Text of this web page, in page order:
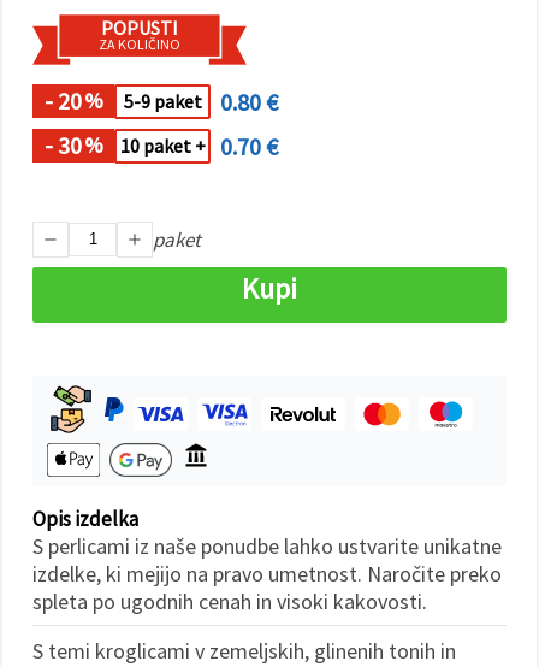
preference z
izbiro
določene
vrste
piškotkov
in klikom
na gumb
»Shrani«.
vse
POPUSTI
ZA KOLIČINO
- 20% 5-9 paket
0.80 €
- 30% 10 paket + 0.70 €
paket
Kupi
Opis izdelka
S perlicami iz naše ponudbe lahko ustvarite unikatne
izdelke, ki mejijo na pravo umetnost. Naročite preko
spleta po ugodnih cenah in visoki kakovosti.
S temi kroglicami v zemeljskih, glinenih tonih in